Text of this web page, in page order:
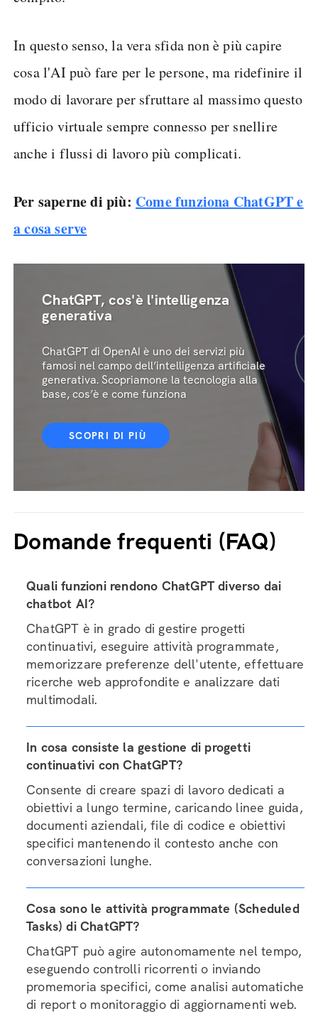
In questo senso, la vera sfida non è più capire
cosa l'AI può fare per le persone, ma ridefinire il
modo di lavorare per sfruttare al massimo questo
ufficio virtuale sempre connesso per snellire
anche i flussi di lavoro più complicati.
Per saperne di più: Come funziona ChatGPT e
a cosa serve
ChatGPT, cos'è l'intelligenza
generativa
ChatGPT di OpenAI è uno dei servizi più
famosi nel campo dell’intelligenza artificiale
generativa. Scopriamone la tecnologia alla
base, cos’è e come funziona
SCOPRI DI PIÙ
Domande frequenti (FAQ)
Quali funzioni rendono ChatGPT diverso dai
chatbot AI?
ChatGPT è in grado di gestire progetti
continuativi, eseguire attività programmate,
memorizzare preferenze dell'utente, effettuare
ricerche web approfondite e analizzare dati
multimodali.
In cosa consiste la gestione di progetti
continuativi con ChatGPT?
Consente di creare spazi di lavoro dedicati a
obiettivi a lungo termine, caricando linee guida,
documenti aziendali, file di codice e obiettivi
specifici mantenendo il contesto anche con
conversazioni lunghe.
Cosa sono le attività programmate (Scheduled
Tasks) di ChatGPT?
ChatGPT può agire autonomamente nel tempo,
eseguendo controlli ricorrenti o inviando
promemoria specifici, come analisi automatiche
di report o monitoraggio di aggiornamenti web.